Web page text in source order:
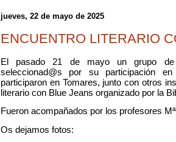
jueves, 22 de mayo de 2025
ENCUENTRO LITERARIO
El pasado 21 de mayo un grupo
seleccionad@s por su participación
participaron en Tomares, junto con otros
literario con Blue Jeans organizado por la
Fueron acompañados por los profesores
Os dejamos fotos: